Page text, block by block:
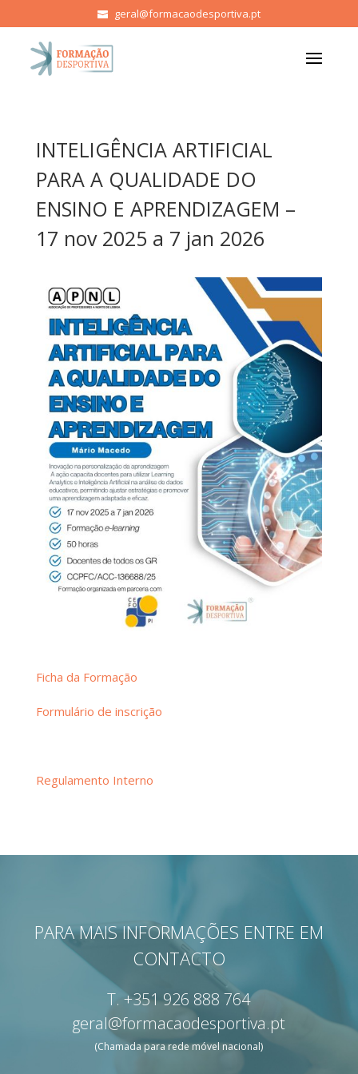
geral@formacaodesportiva.pt
INTELIGÊNCIA ARTIFICIAL
PARA A QUALIDADE DO
ENSINO E APRENDIZAGEM –
17 nov 2025 a 7 jan 2026
Ficha da Formação
Formulário de inscrição
Regulamento Interno
PARA MAIS INFORMAÇÕES ENTRE EM
CONTACTO
T.+351 926 888 764
geral@formacaodesportiva.pt
(Chamada para rede móvel nacional)